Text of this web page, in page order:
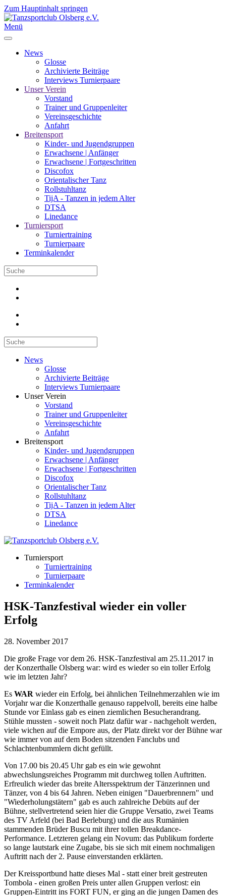
Zum Hauptinhalt springen
Menü
News
Glosse
Archivierte Beiträge
Interviews Turnierpaare
Unser Verein
Vorstand
Trainer und Gruppenleiter
Vereinsgeschichte
Anfahrt
Breitensport
Kinder- und Jugendgruppen
Erwachsene | Anfänger
Erwachsene | Fortgeschritten
Discofox
Orientalischer Tanz
Rollstuhltanz
TijA - Tanzen in jedem Alter
DTSA
Linedance
Turniersport
Turniertraining
Turnierpaare
Terminkalender
News
Glosse
Archivierte Beiträge
Interviews Turnierpaare
Unser Verein
Vorstand
Trainer und Gruppenleiter
Vereinsgeschichte
Anfahrt
Breitensport
Kinder- und Jugendgruppen
Erwachsene | Anfänger
Erwachsene | Fortgeschritten
Discofox
Orientalischer Tanz
Rollstuhltanz
TijA - Tanzen in jedem Alter
DTSA
Linedance
Turniersport
Turniertraining
Turnierpaare
Terminkalender
HSK-Tanzfestival wieder ein voller
Erfolg
28. November 2017
Die große Frage vor dem 26. HSK-Tanzfestival am 25.11.2017 in
der Konzerthalle Olsberg war: wird es wieder so ein toller Erfolg
wie im letzten Jahr?
Es WAR wieder ein Erfolg, bei ähnlichen Teilnehmerzahlen wie im
Vorjahr war die Konzerthalle genauso rappelvoll, bereits eine halbe
Stunde vor Einlass gab es einen ziemlichen Besucherandrang.
Stühle mussten - soweit noch Platz dafür war - nachgeholt werden,
viele wichen auf die Empore aus, der Platz direkt vor der Bühne war
wie immer von auf dem Boden sitzenden Fanclubs und
Schlachtenbummlern dicht gefüllt.
Von 17.00 bis 20.45 Uhr gab es ein wie gewohnt
abwechslungsreiches Programm mit durchweg tollen Auftritten.
Erfreulich wieder das breite Altersspektrum der Tänzerinnen und
Tänzer, von 4 bis 64 Jahren. Neben einigen "Dauerbrennern" und
"Wiederholungstätern" gab es auch zahlreiche Debüts auf der
Bühne, stellvertretend seien hier die Gruppe Versatio, zwei Teams
des TV Arfeld (bei Bad Berleburg) und die aus Rumänien
stammenden Brüder Buscu mit ihrer tollen Breakdance-
Performance. Letzteren gelang ein Novum: das Publikum forderte
so lange lautstark eine Zugabe, bis sie sich mit einem nochmaligen
Auftritt nach der 2. Pause einverstanden erklärten.
Der Kreissportbund hatte dieses Mal - statt einer breit gestreuten
Tombola - einen großen Preis unter allen Gruppen verlost: ein
Gruppen-Eintritt ins FORT FUN, er ging an die jungen Damen des